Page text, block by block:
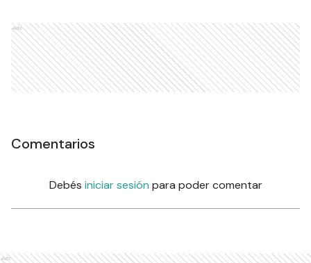
Ads
Comentarios
Debés iniciar sesión para poder comentar
Ads